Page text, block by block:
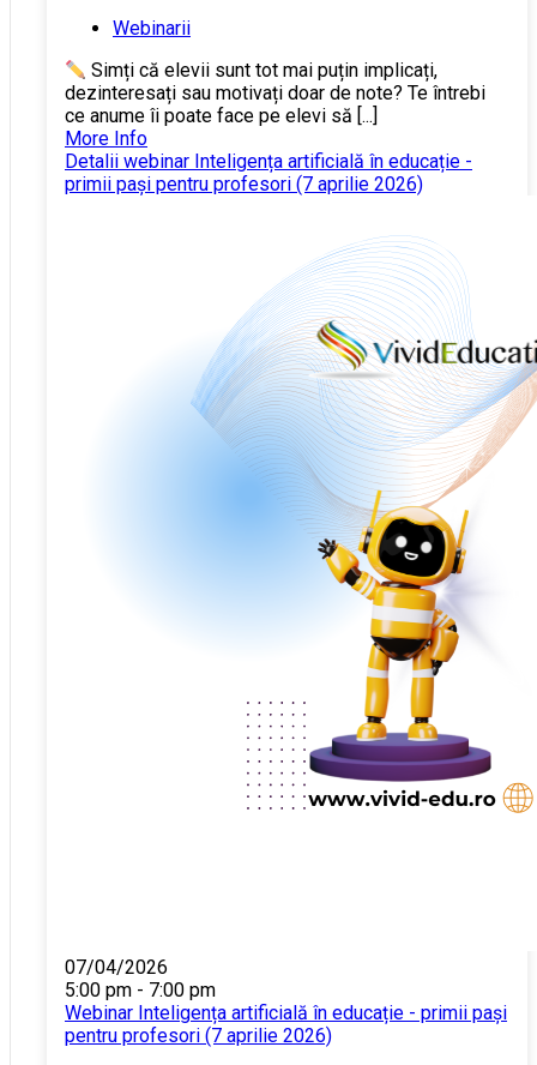
Webinarii
Simți că elevii sunt tot mai puțin implicați,
dezinteresați sau motivați doar de note? Te întrebi
ce anume îi poate face pe elevi să [...]
More Info
Detalii webinar Inteligența artificială în educație -
primii pași pentru profesori (7 aprilie 2026)
07/04/2026
5:00 pm - 7:00 pm
Webinar Inteligența artificială în educație - primii pași
pentru profesori (7 aprilie 2026)